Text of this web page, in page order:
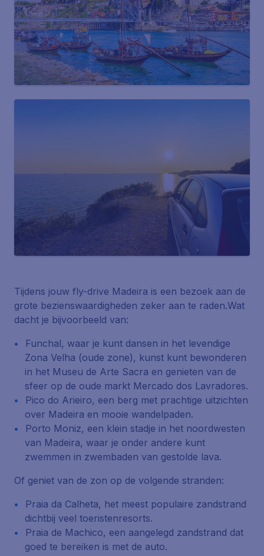
Tijdens jouw fly-drive Madeira is een bezoek aan de
grote bezienswaardigheden zeker aan te raden.Wat
dacht je bijvoorbeeld van:
Funchal, waar je kunt dansen in het levendige
Zona Velha (oude zone), kunst kunt bewonderen
in het Museu de Arte Sacra en genieten van de
sfeer op de oude markt Mercado dos Lavradores.
Pico do Arieiro, een berg met prachtige uitzichten
over Madeira en mooie wandelpaden.
Porto Moniz, een klein stadje in het noordwesten
van Madeira, waar je onder andere kunt
zwemmen in zwembaden van gestolde lava.
Of geniet van de zon op de volgende stranden:
Praia da Calheta, het meest populaire zandstrand
dichtbij veel toeristenresorts.
Praia de Machico, een aangelegd zandstrand dat
goed te bereiken is met de auto.